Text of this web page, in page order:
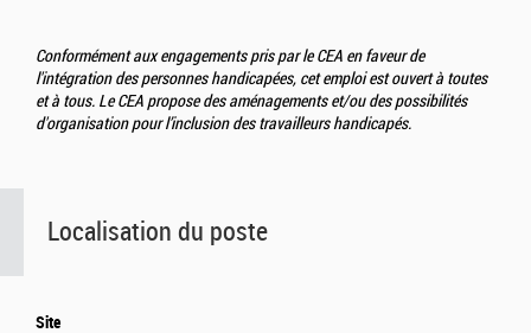
Conformément aux engagements pris par le CEA en faveur de
l'intégration des personnes handicapées, cet emploi est ouvert à toutes
et à tous. Le CEA propose des aménagements et/ou des possibilités
d'organisation pour l’inclusion des travailleurs handicapés.
Localisation du poste
Site